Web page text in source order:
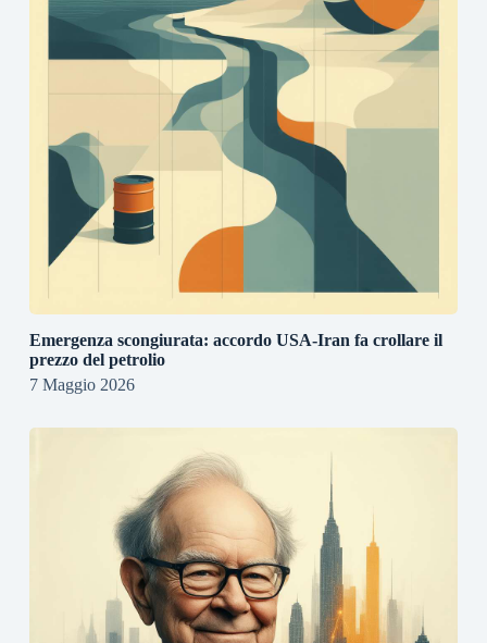
Emergenza scongiurata: accordo USA-Iran fa crollare il
prezzo del petrolio
7 Maggio 2026